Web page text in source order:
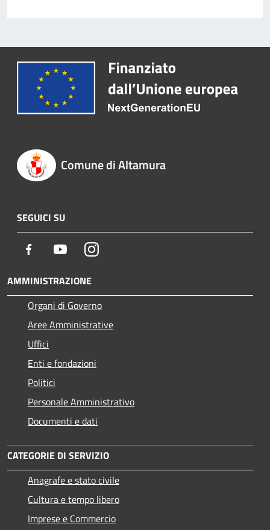
Comune di Altamura
SEGUICI SU
Facebook YoutubeInstagram
AMMINISTRAZIONE
Organi di Governo
Aree Amministrative
Uffici
Enti e fondazioni
Politici
Personale Amministrativo
Documenti e dati
CATEGORIE DI SERVIZIO
Anagrafe e stato civile
Cultura e tempo libero
Imprese e Commercio